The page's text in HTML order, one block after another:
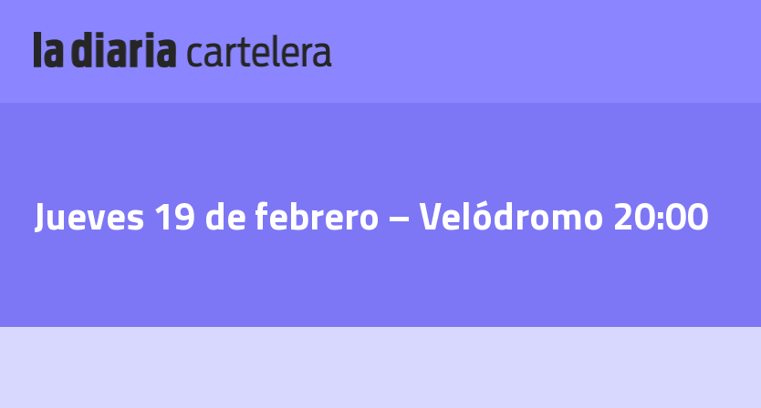
Jueves 19 de febrero – Velódromo 20:00